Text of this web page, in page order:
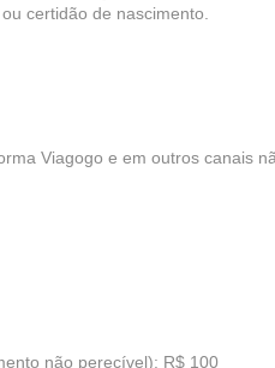
certidão de nascimento.
Viagogo e em outros canais
não perecível): R$ 100